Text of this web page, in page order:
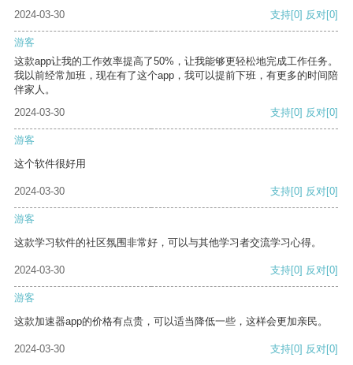
2024-03-30 支持[0] 反对[0]
游客
这款app让我的工作效率提高了50%，让我能够更轻松地完成工作任务。
我以前经常加班，现在有了这个app，我可以提前下班，有更多的时间陪
伴家人。
2024-03-30
支持[0] 反对[0]
游客
这个软件很好用
2024-03-30 支持[0] 反对[0]
游客
这款学习软件的社区氛围非常好，可以与其他学习者交流学习心得。
2024-03-30 支持[0] 反对[0]
游客
这款加速器app的价格有点贵，可以适当降低一些，这样会更加亲民。
2024-03-30 支持[0] 反对[0]